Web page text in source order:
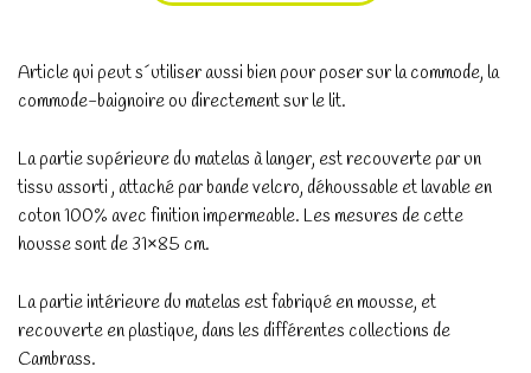
Article qui peut s´utiliser aussi bien pour poser sur la commode, la
commode-baignoire ou directement sur le lit.
La partie supérieure du matelas à langer, est recouverte par un
tissu assorti , attaché par bande velcro, déhoussable et lavable en
coton 100% avec finition impermeable. Les mesures de cette
housse sont de 31×85 cm.
La partie intérieure du matelas est fabriqué en mousse, et
recouverte en plastique, dans les différentes collections de
Cambrass.